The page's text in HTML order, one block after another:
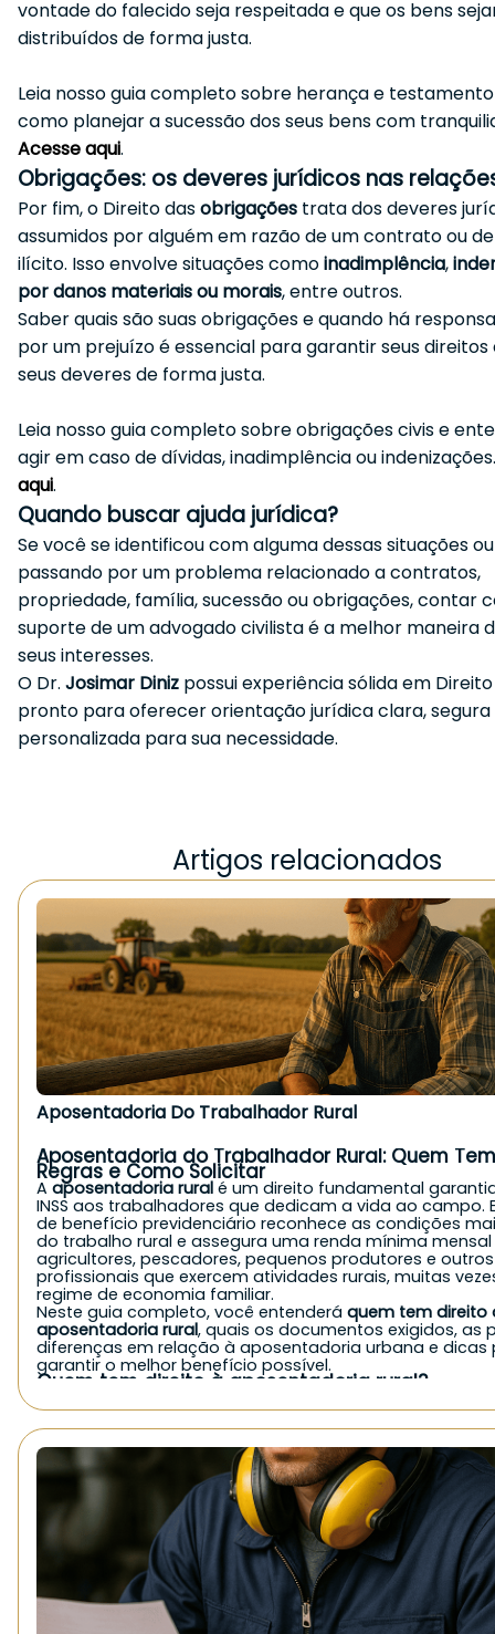
vontade do falecido seja respeitada e que os bens
distribuídos de forma justa.
Leia nosso guia completo sobre herança e
como planejar a sucessão dos seus bens com
Acesse aqui.
Obrigações: os deveres jurídicos nas
Por fim, o Direito dasobrigações trata dos deveres
assumidos por alguém em razão de um contrato ou
ilícito. Isso envolve situações comoinadimplência,
por danos materiais ou morais, entre outros.
Saber quais são suas obrigações e quando há
por um prejuízo é essencial para garantir seus
seus deveres de forma justa.
Leia nosso guia completo sobre obrigações civis e
agir em caso de dívidas, inadimplência ou
aqui.
Quando buscar ajuda jurídica?
Se você se identificou com alguma dessas situações
passando por um problema relacionado a contratos,
propriedade, família, sucessão ou obrigações, contar
suporte de um advogado civilista é a melhor maneira
seus interesses.
O Dr. Josimar Diniz possui experiência sólida em
pronto para oferecer orientação jurídica clara, segura
personalizada para sua necessidade.
Artigos relacionados
Aposentadoria Do Trabalhador Rural
Aposentadoria do Trabalhador Rural: Quem
Regras e Como Solicitar
A aposentadoria rural é um direito fundamental
INSS aos trabalhadores que dedicam a vida ao campo.
de benefício previdenciário reconhece as condições
do trabalho rural e assegura uma renda mínima
agricultores, pescadores, pequenos produtores e outros
profissionais que exercem atividades rurais, muitas
regime de economia familiar.
Neste guia completo, você entenderá quem tem direito
aposentadoria rural, quais os documentos exigidos, as
diferenças em relação à aposentadoria urbana e dicas
garantir o melhor benefício possível.
Quem tem direito à aposentadoria rural?
exerce atividade no campo, seja de forma autônoma,
como empregado. Veja quem pode solicitar:
Agricultores e agricultoras familiares;
Pequenos produtores rurais;
Pescadores artesanais;
Trabalhadores rurais parceiros, arrendatários ou
Cônjuges e filhos que trabalham no campo em
Indígenas que comprovem atividade rural;
Boias-frias e diaristas rurais, mediante comprovação.
É importante destacar que, mesmo sem carteira
contribuições diretas, quem atua em regime de
pode ter direito ao benefício, desde que comprove a